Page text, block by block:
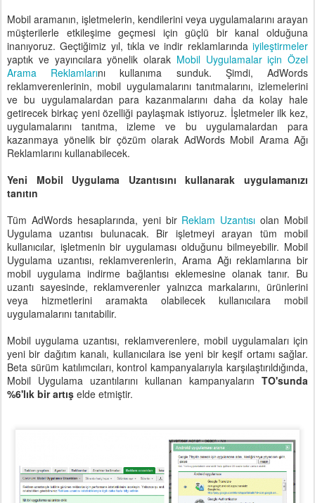
Mobil aramanın, işletmelerin, kendilerini veya uygulamalarını arayan
müşterilerle etkileşime geçmesi için güçlü bir kanal olduğuna
inanıyoruz. Geçtiğimiz yıl, tıkla ve indir reklamlarında iyileştirmeler
yaptık ve yayıncılara yönelik olarak Mobil Uygulamalar için Özel
Arama Reklamlarını kullanıma sunduk. Şimdi, AdWords
reklamverenlerinin, mobil uygulamalarını tanıtmalarını, izlemelerini
ve bu uygulamalardan para kazanmalarını daha da kolay hale
getirecek birkaç yeni özelliği paylaşmak istiyoruz. İşletmeler ilk kez,
uygulamalarını tanıtma, izleme ve bu uygulamalardan para
kazanmaya yönelik bir çözüm olarak AdWords Mobil Arama Ağı
Reklamlarını kullanabilecek.
Yeni Mobil Uygulama Uzantısını kullanarak uygulamanızı
tanıtın
Tüm AdWords hesaplarında, yeni bir Reklam Uzantısı olan Mobil
Uygulama uzantısı bulunacak. Bir işletmeyi arayan tüm mobil
kullanıcılar, işletmenin bir uygulaması olduğunu bilmeyebilir. Mobil
Uygulama uzantısı, reklamverenlerin, Arama Ağı reklamlarına bir
mobil uygulama indirme bağlantısı eklemesine olanak tanır. Bu
uzantı sayesinde, reklamverenler yalnızca markalarını, ürünlerini
veya hizmetlerini aramakta olabilecek kullanıcılara mobil
uygulamalarını tanıtabilir.
Mobil uygulama uzantısı, reklamverenlere, mobil uygulamaları için
yeni bir dağıtım kanalı, kullanıcılara ise yeni bir keşif ortamı sağlar.
Beta sürüm katılımcıları, kontrol kampanyalarıyla karşılaştırıldığında,
Mobil Uygulama uzantılarını kullanan kampanyaların TO'sunda
%6'lık bir artış elde etmiştir.